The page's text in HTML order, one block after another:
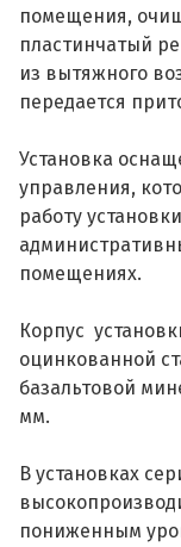
помещения,
пластинчатый
из вытяжного
передается
Установка
управления,
работу
помещениях.
Корпус
оцинкованной
базальтовой
мм.
В установках
пониженным